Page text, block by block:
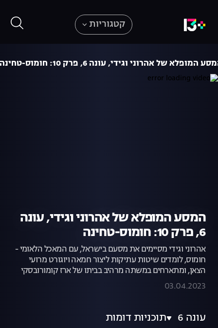
קטגוריות
המופלא של אהרוני וגידי, עונה 6, פרק 10: חומוס-טחינה
המסע המופלא של אהרוני וגידי, עונה
6, פרק 10: חומוס-טחינה
אהרוני וגידי מסיימים את מסעם בישראל, עם המאכל הלאומי -
חומוס, לומדים שיטות עתיקות ליצור חמאה ויוגורט מרועי
הצאן, ומתארחים במשתה מרהיב בביתו של ארז קומורובסקי
03.04.2023
עונה 6 תוכניות דומות